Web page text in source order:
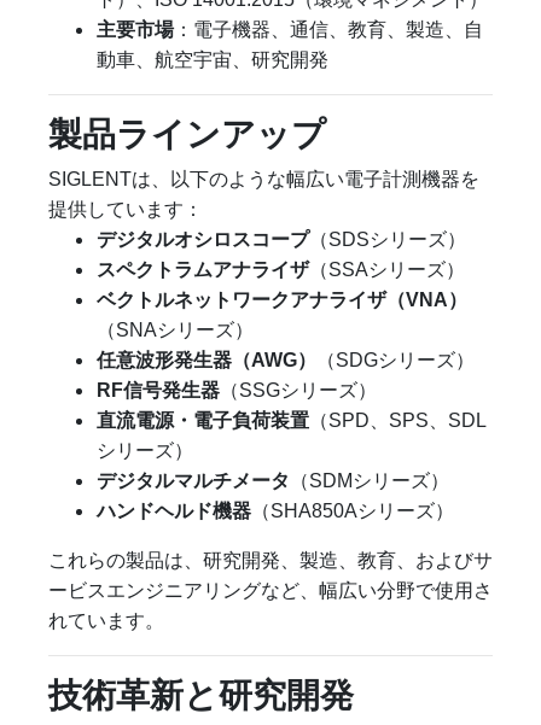
主要市場：電子機器、通信、教育、製造、自
動車、航空宇宙、研究開発
製品ラインアップ
SIGLENTは、以下のような幅広い電子計測機器を
提供しています：
デジタルオシロスコープ（SDSシリーズ）
スペクトラムアナライザ（SSAシリーズ）
ベクトルネットワークアナライザ（VNA）
（SNAシリーズ）
任意波形発生器（AWG）
（SDGシリーズ）
RF信号発生器 （SSGシリーズ）
直流電源・電子負荷装置 （SPD、SPS、SDL
シリーズ）
デジタルマルチメータ
（SDMシリーズ）
ハンドヘルド機器 （SHA850Aシリーズ）
これらの製品は、研究開発、製造、教育、およびサ
ービスエンジニアリングなど、幅広い分野で使用さ
れています。
技術革新と研究開発